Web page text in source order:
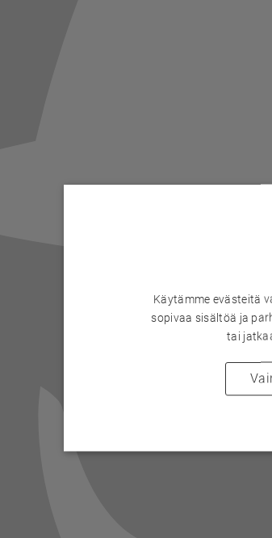
Käytämme evästeitä
sopivaa sisältöä ja
tai